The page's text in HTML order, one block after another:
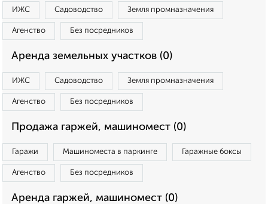
ИЖС Садоводство Земля промназначения
Агенство Без посредников
Аренда земельных участков (0)
ИЖС Садоводство Земля промназначения
Агенство Без посредников
Продажа гаржей, машиномест (0)
Гаражи Машиноместа в паркинге Гаражные боксы
Агенство Без посредников
Аренда гаржей, машиномест (0)